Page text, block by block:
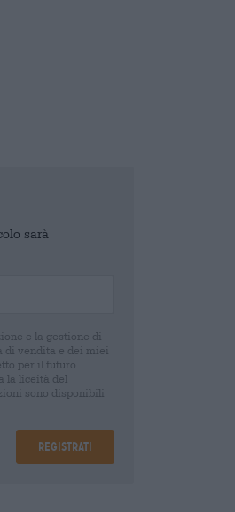
sarà
e la gestione di
di vendita e dei miei
per il futuro
la liceità del
sono disponibili
Registrati